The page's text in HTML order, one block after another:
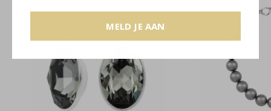
MELD JE AAN